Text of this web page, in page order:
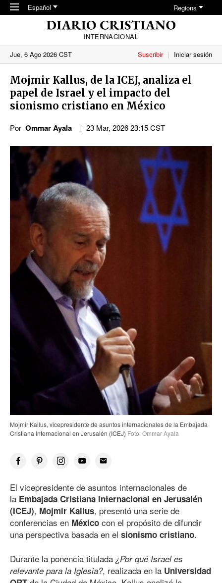
Skip to main content
Español Regions
INTERNACIONAL
Jue, 6 Ago 2026 CST
Suscribir Iniciar sesión
Mojmir Kallus, de la ICEJ, analiza el
papel de Israel y el impacto del
sionismo cristiano en México
Por Ommar Ayala 23 Mar, 2026 23:15 CST
Mojmir Kallus, vicepresidente de asuntos internacionales de la Embajada
Cristiana Internacional en Jerusalén (ICEJ) Foto: Ommar Ayala
El vicepresidente de asuntos internacionales de
la Embajada Cristiana Internacional en Jerusalén
(ICEJ), Mojmir Kallus, presentó una serie de
conferencias en México con el propósito de difundir
una perspectiva basada en el sionismo cristiano.
Durante la ponencia titulada ¿Por qué Israel es
relevante para la Iglesia?, realizada en la Universidad